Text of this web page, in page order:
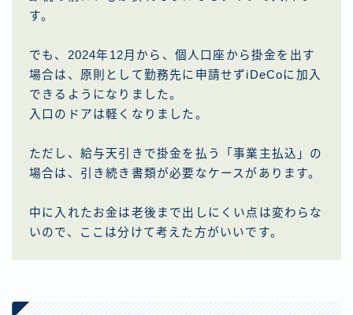
す。
でも、2024年12月から、個人口座から掛金を出す
場合は、原則として勤務先に申請せずiDeCoに加入
できるようになりました。
入口のドアは軽くなりました。
ただし、給与天引きで掛金を払う「事業主払込」の
場合は、引き続き書類が必要なケースがあります。
中に入れたお金は老後まで出しにくい点は変わらな
いので、ここは分けて考えた方がいいです。